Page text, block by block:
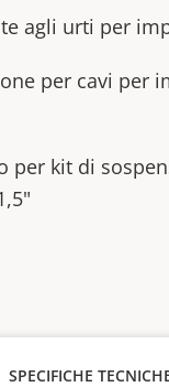
agli urti per
per cavi per
per kit di
SPECIFICHE